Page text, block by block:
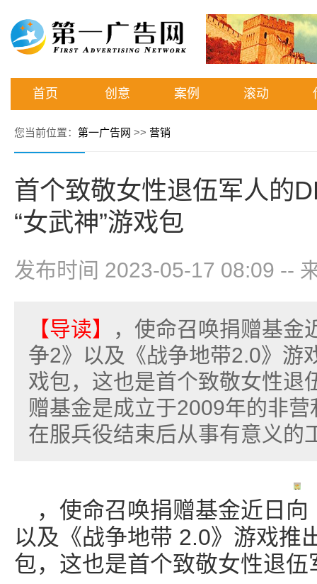
首页 创意 案例 滚动
您当前位置： 第一广告网 >> 营销
首个致敬女性退伍军人的
“女武神”游戏包
发布时间 2023-05-17 08:09 --
【导读】
，使命召唤捐赠基金
争2》以及《战争地带2.0》游
戏包，这也是首个致敬女性退
赠基金是成立于2009年的非
在服兵役结束后从事有意义的
，使命召唤捐赠基金近日
以及《战争地带 2.0》游戏推
包，这也是首个致敬女性退伍